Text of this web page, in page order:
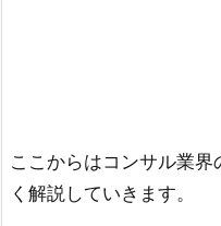
ここからはコンサル業
く解説していきます。